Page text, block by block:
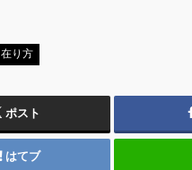
在り方
ポスト
はてブ